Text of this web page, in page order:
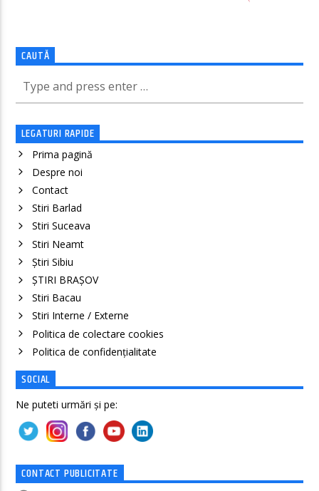
CAUTĂ
LEGATURI RAPIDE
Prima pagină
Despre noi
Contact
Stiri Barlad
Stiri Suceava
Stiri Neamt
Știri Sibiu
ȘTIRI BRAȘOV
Stiri Bacau
Stiri Interne / Externe
Politica de colectare cookies
Politica de confidenţialitate
SOCIAL
Ne puteti urmări și pe:
CONTACT PUBLICITATE